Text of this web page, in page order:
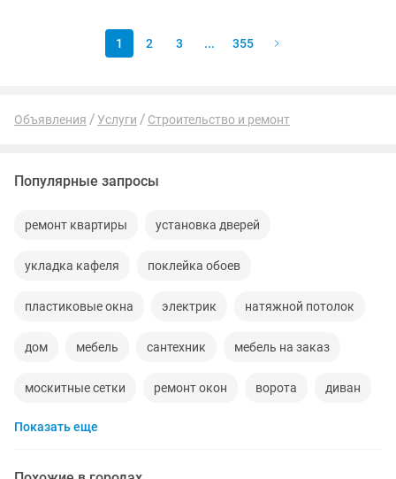
1 2 3 ... 355
Объявления Услуги Строительство и ремонт
Популярные запросы
ремонт квартиры установка дверей
укладка кафеля поклейка обоев
пластиковые окна электрик натяжной потолок
дом мебель сантехник мебель на заказ
москитные сетки ремонт окон ворота диван
реставрация мебели
Показать еще